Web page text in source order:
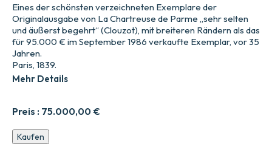
Preis : 75.000,00 €
Eines der schönsten verzeichneten Exemplare der
Originalausgabe von La Chartreuse de Parme „sehr selten
und äußerst begehrt“ (Clouzot), mit breiteren Rändern als das
für 95.000 € im September 1986 verkaufte Exemplar, vor 35
Jahren.
Paris, 1839.
Mehr Details
La
Chartreuse
Kaufen